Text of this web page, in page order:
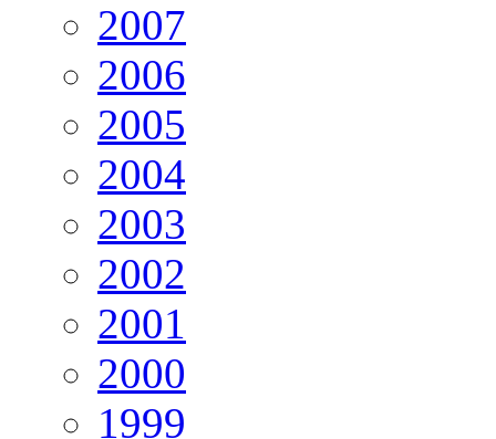
2007
2006
2005
2004
2003
2002
2001
2000
1999